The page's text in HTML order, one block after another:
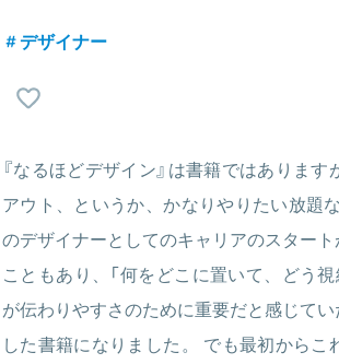
デザイナー
『なるほどデザイン』は書籍ではありま
アウト、というか、かなりやりたい放題
のデザイナーとしてのキャリアのスター
こともあり、「何をどこに置いて、どう
が伝わりやすさのために重要だと感じて
した書籍になりました。 でも最初から